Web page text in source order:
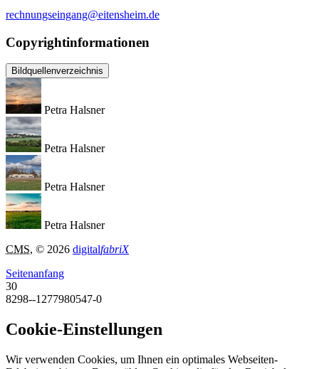
rechnungseingang@eitensheim.de
Copyrightinformationen
Bildquellenverzeichnis
Petra Halsner
Petra Halsner
Petra Halsner
Petra Halsner
CMS, © 2026 digitalfabriX
Seitenanfang
30
8298--1277980547-0
Cookie-Einstellungen
Wir verwenden Cookies, um Ihnen ein optimales Webseiten-